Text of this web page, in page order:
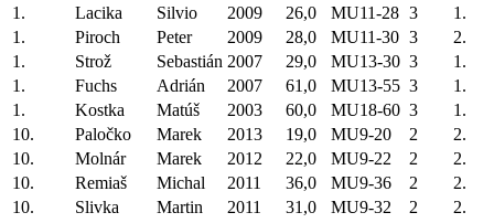
1.
Lacika Silvio 2009 26,0 MU11-28 3
1.
1.
Piroch Peter 2009 28,0 MU11-30 3
2.
1.
Strož Sebastián 2007 29,0 MU13-30 3
1.
1.
Fuchs Adrián 2007 61,0 MU13-55 3
1.
1.
Kostka Matúš 2003 60,0 MU18-60 3
1.
10.
Paločko Marek 2013 19,0 MU9-20 2
2.
10.
Molnár Marek 2012 22,0 MU9-22 2
2.
10.
Remiaš Michal 2011 36,0 MU9-36 2
2.
10.
Slivka Martin 2011 31,0 MU9-32 2
2.